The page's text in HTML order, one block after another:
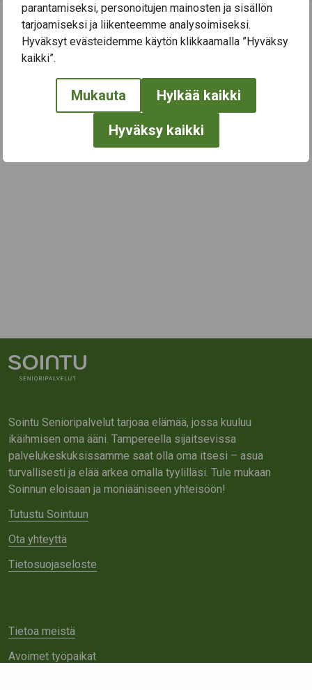
parantamiseksi, personoitujen mainosten ja sisällön
tarjoamiseksi ja liikenteemme analysoimiseksi.
Hyväksyt evästeidemme käytön klikkaamalla ”Hyväksy
kaikki”.
Mukauta Hylkää kaikki
Hyväksy kaikki
← Näytä kaikki tapahtumat
Sointu Senioripalvelut tarjoaa elämää, jossa kuuluu
ikäihmisen oma ääni. Tampereella sijaitsevissa
palvelukeskuksissamme saat olla oma itsesi – asua
turvallisesti ja elää arkea omalla tyylilläsi. Tule mukaan
Soinnun eloisaan ja moniääniseen yhteisöön!
Tutustu Sointuun
Ota yhteyttä
Tietosuojaseloste
Tietoa meistä
Avoimet työpaikat